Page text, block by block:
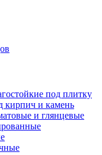
под плитку
кирпич и камень
и глянцевые